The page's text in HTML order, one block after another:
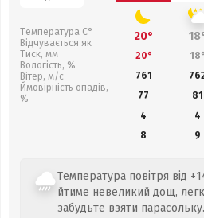
Температура С°
Відчувається як
Тиск, мм
Вологість, %
Вітер, м/с
Ймовірність опадів,
%
20°
20° 18°
761
77
81
4
4
8
9
Температура повітря від
йтиме невеликий дощ,
забудьте взяти парасольку.